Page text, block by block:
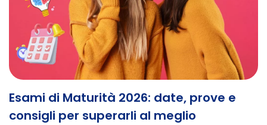
Esami di Maturità 2026: date, prove e
consigli per superarli al meglio